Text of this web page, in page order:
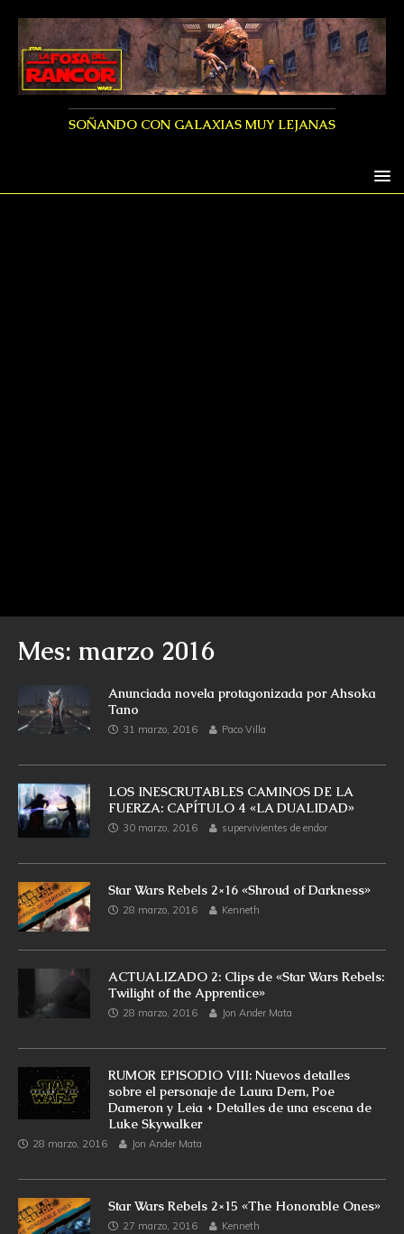
SOÑANDO CON GALAXIAS MUY LEJANAS
Mes: marzo 2016
Anunciada novela protagonizada por Ahsoka
Tano
31 marzo, 2016 Paco Villa
LOS INESCRUTABLES CAMINOS DE LA
FUERZA: CAPÍTULO 4 «LA DUALIDAD»
30 marzo, 2016 supervivientes de endor
Star Wars Rebels 2×16 «Shroud of Darkness»
28 marzo, 2016 Kenneth
ACTUALIZADO 2: Clips de «Star Wars Rebels:
Twilight of the Apprentice»
28 marzo, 2016 Jon Ander Mata
RUMOR EPISODIO VIII: Nuevos detalles
sobre el personaje de Laura Dern, Poe
Dameron y Leia + Detalles de una escena de
Luke Skywalker
28 marzo, 2016 Jon Ander Mata
Star Wars Rebels 2×15 «The Honorable Ones»
27 marzo, 2016 Kenneth